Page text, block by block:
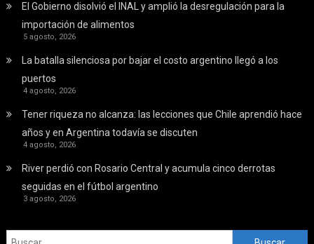
El Gobierno disolvió el INAL y amplió la desregulación para la
importación de alimentos
5 agosto, 2026
La batalla silenciosa por bajar el costo argentino llegó a los
puertos
4 agosto, 2026
Tener riqueza no alcanza: las lecciones que Chile aprendió hace
años y en Argentina todavía se discuten
4 agosto, 2026
River perdió con Rosario Central y acumula cinco derrotas
seguidas en el fútbol argentino
3 agosto, 2026
Buscar: